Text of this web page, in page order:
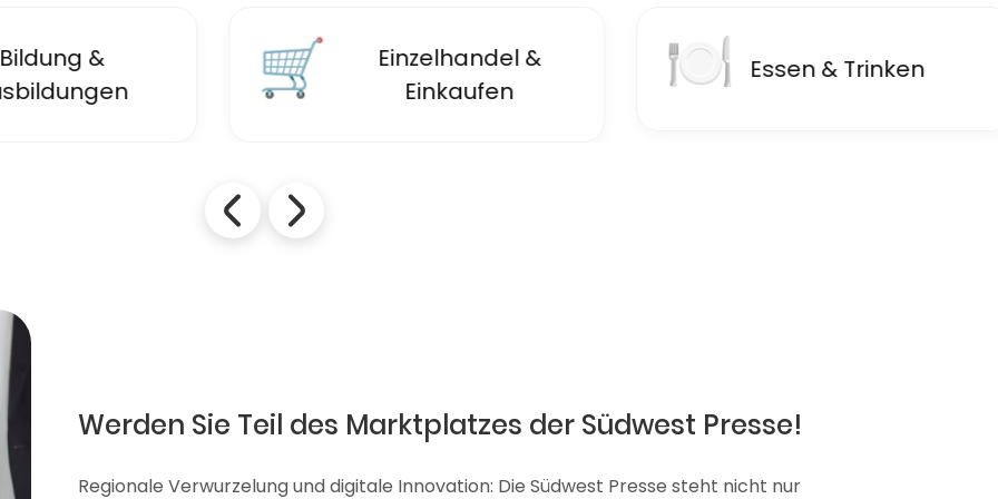
🛒
Einzelhandel &
Einkaufen
🍽 Essen & Trinken 🏦
Werden Sie Teil des Marktplatzes der Südwest Presse!
Regionale Verwurzelung und digitale Innovation: Die Südwest Presse steht nicht nur